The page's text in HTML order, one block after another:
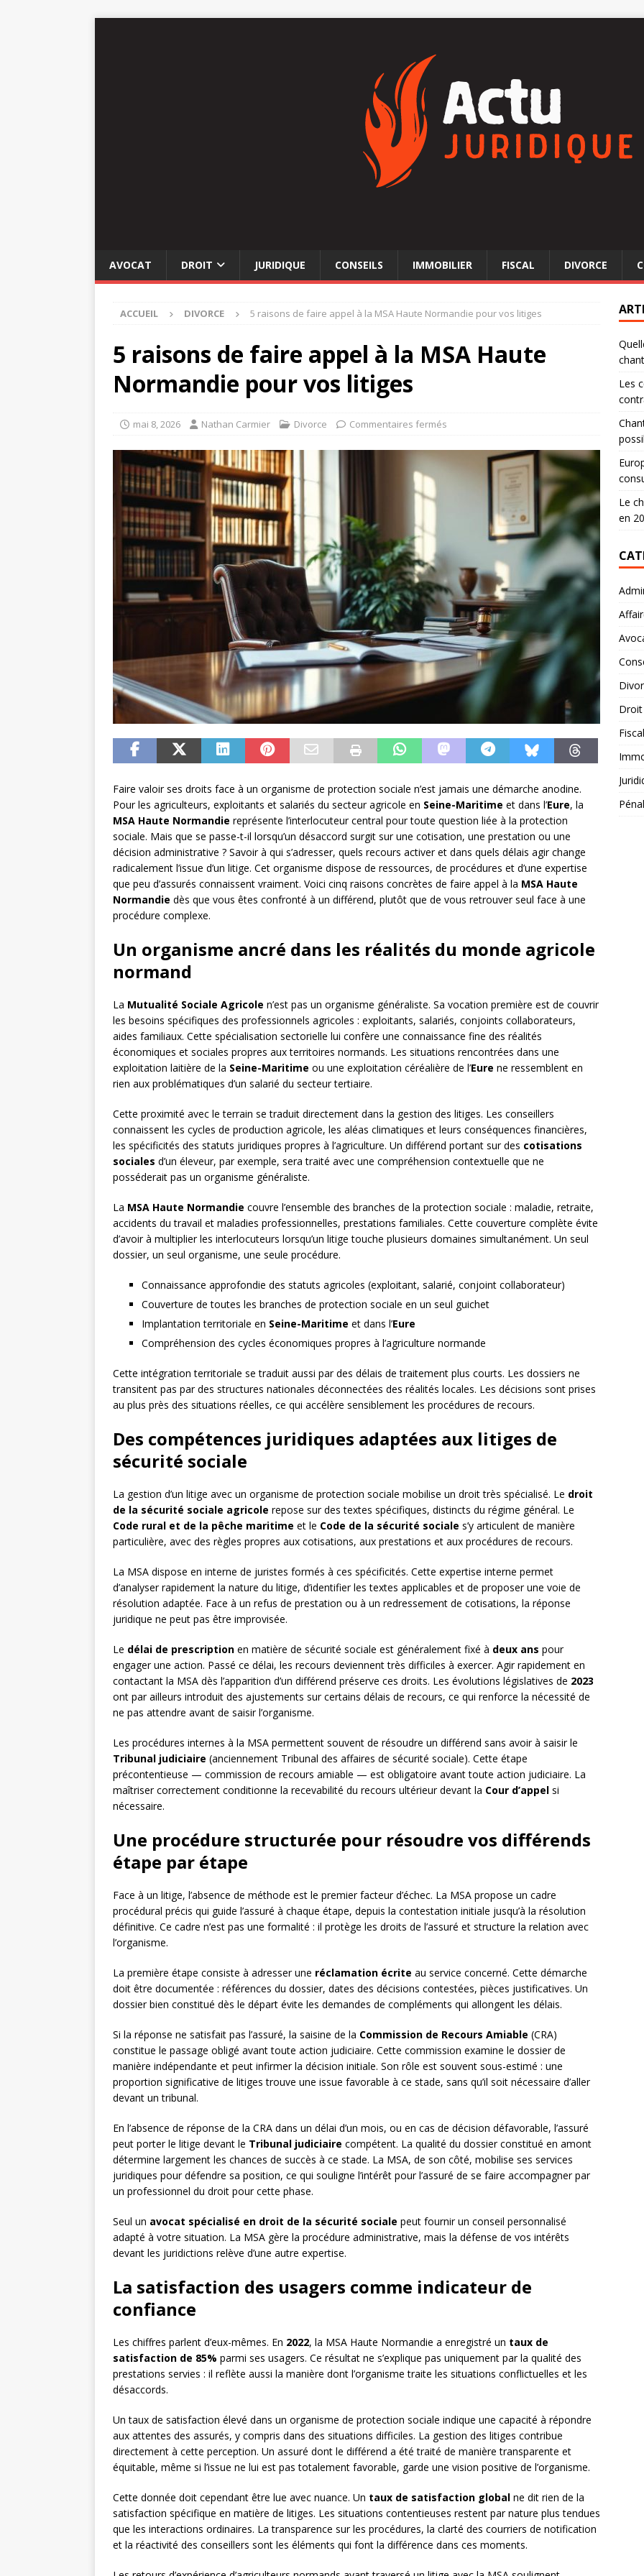
AVOCAT DROIT JURIDIQUE CONSEILS IMMOBILIER FISCAL DIVORCE
ACCUEIL DIVORCE 5 raisons de faire appel à la MSA Haute Normandie pour vos litiges
5 raisons de faire appel à la MSA Haute
Normandie pour vos litiges
mai 8, 2026 Nathan Carmier Divorce Commentaires fermés
Faire valoir ses droits face à un organisme de protection sociale n’est jamais une démarche anodine.
Pour les agriculteurs, exploitants et salariés du secteur agricole en Seine-Maritime et dans l’Eure, la
MSA Haute Normandie représente l’interlocuteur central pour toute question liée à la protection
sociale. Mais que se passe-t-il lorsqu’un désaccord surgit sur une cotisation, une prestation ou une
décision administrative ? Savoir à qui s’adresser, quels recours activer et dans quels délais agir change
radicalement l’issue d’un litige. Cet organisme dispose de ressources, de procédures et d’une expertise
que peu d’assurés connaissent vraiment. Voici cinq raisons concrètes de faire appel à la MSA Haute
Normandie dès que vous êtes confronté à un différend, plutôt que de vous retrouver seul face à une
procédure complexe.
Un organisme ancré dans les réalités du monde agricole
normand
La Mutualité Sociale Agricole n’est pas un organisme généraliste. Sa vocation première est de couvrir
les besoins spécifiques des professionnels agricoles : exploitants, salariés, conjoints collaborateurs,
aides familiaux. Cette spécialisation sectorielle lui confère une connaissance fine des réalités
économiques et sociales propres aux territoires normands. Les situations rencontrées dans une
exploitation laitière de la Seine-Maritime ou une exploitation céréalière de l’Eure ne ressemblent en
rien aux problématiques d’un salarié du secteur tertiaire.
Cette proximité avec le terrain se traduit directement dans la gestion des litiges. Les conseillers
connaissent les cycles de production agricole, les aléas climatiques et leurs conséquences financières,
les spécificités des statuts juridiques propres à l’agriculture. Un différend portant sur des cotisations
sociales d’un éleveur, par exemple, sera traité avec une compréhension contextuelle que ne
posséderait pas un organisme généraliste.
La MSA Haute Normandie couvre l’ensemble des branches de la protection sociale : maladie, retraite,
accidents du travail et maladies professionnelles, prestations familiales. Cette couverture complète évite
d’avoir à multiplier les interlocuteurs lorsqu’un litige touche plusieurs domaines simultanément. Un seul
dossier, un seul organisme, une seule procédure.
Connaissance approfondie des statuts agricoles (exploitant, salarié, conjoint collaborateur)
Couverture de toutes les branches de protection sociale en un seul guichet
Implantation territoriale en Seine-Maritime et dans l’Eure
Compréhension des cycles économiques propres à l’agriculture normande
Cette intégration territoriale se traduit aussi par des délais de traitement plus courts. Les dossiers ne
transitent pas par des structures nationales déconnectées des réalités locales. Les décisions sont prises
au plus près des situations réelles, ce qui accélère sensiblement les procédures de recours.
Des compétences juridiques adaptées aux litiges de
sécurité sociale
La gestion d’un litige avec un organisme de protection sociale mobilise un droit très spécialisé. Le droit
de la sécurité sociale agricole repose sur des textes spécifiques, distincts du régime général. Le
Code rural et de la pêche maritime et le Code de la sécurité sociale s’y articulent de manière
particulière, avec des règles propres aux cotisations, aux prestations et aux procédures de recours.
La MSA dispose en interne de juristes formés à ces spécificités. Cette expertise interne permet
d’analyser rapidement la nature du litige, d’identifier les textes applicables et de proposer une voie de
résolution adaptée. Face à un refus de prestation ou à un redressement de cotisations, la réponse
juridique ne peut pas être improvisée.
Le délai de prescription en matière de sécurité sociale est généralement fixé à deux ans pour
engager une action. Passé ce délai, les recours deviennent très difficiles à exercer. Agir rapidement en
contactant la MSA dès l’apparition d’un différend préserve ces droits. Les évolutions législatives de 2023
ont par ailleurs introduit des ajustements sur certains délais de recours, ce qui renforce la nécessité de
ne pas attendre avant de saisir l’organisme.
Les procédures internes à la MSA permettent souvent de résoudre un différend sans avoir à saisir le
Tribunal judiciaire (anciennement Tribunal des affaires de sécurité sociale). Cette étape
précontentieuse — commission de recours amiable — est obligatoire avant toute action judiciaire. La
maîtriser correctement conditionne la recevabilité du recours ultérieur devant la Cour d’appel si
nécessaire.
Une procédure structurée pour résoudre vos différends
étape par étape
Face à un litige, l’absence de méthode est le premier facteur d’échec. La MSA propose un cadre
procédural précis qui guide l’assuré à chaque étape, depuis la contestation initiale jusqu’à la résolution
définitive. Ce cadre n’est pas une formalité : il protège les droits de l’assuré et structure la relation avec
l’organisme.
La première étape consiste à adresser une réclamation écrite au service concerné. Cette démarche
doit être documentée : références du dossier, dates des décisions contestées, pièces justificatives. Un
dossier bien constitué dès le départ évite les demandes de compléments qui allongent les délais.
Si la réponse ne satisfait pas l’assuré, la saisine de la Commission de Recours Amiable (CRA)
constitue le passage obligé avant toute action judiciaire. Cette commission examine le dossier de
manière indépendante et peut infirmer la décision initiale. Son rôle est souvent sous-estimé : une
proportion significative de litiges trouve une issue favorable à ce stade, sans qu’il soit nécessaire d’aller
devant un tribunal.
En l’absence de réponse de la CRA dans un délai d’un mois, ou en cas de décision défavorable, l’assuré
peut porter le litige devant le Tribunal judiciaire compétent. La qualité du dossier constitué en amont
détermine largement les chances de succès à ce stade. La MSA, de son côté, mobilise ses services
juridiques pour défendre sa position, ce qui souligne l’intérêt pour l’assuré de se faire accompagner par
un professionnel du droit pour cette phase.
Seul un avocat spécialisé en droit de la sécurité sociale peut fournir un conseil personnalisé
adapté à votre situation. La MSA gère la procédure administrative, mais la défense de vos intérêts
devant les juridictions relève d’une autre expertise.
La satisfaction des usagers comme indicateur de
confiance
Les chiffres parlent d’eux-mêmes. En 2022, la MSA Haute Normandie a enregistré un taux de
satisfaction de 85% parmi ses usagers. Ce résultat ne s’explique pas uniquement par la qualité des
prestations servies : il reflète aussi la manière dont l’organisme traite les situations conflictuelles et les
désaccords.
Un taux de satisfaction élevé dans un organisme de protection sociale indique une capacité à répondre
aux attentes des assurés, y compris dans des situations difficiles. La gestion des litiges contribue
directement à cette perception. Un assuré dont le différend a été traité de manière transparente et
équitable, même si l’issue ne lui est pas totalement favorable, garde une vision positive de l’organisme.
Cette donnée doit cependant être lue avec nuance. Un taux de satisfaction global ne dit rien de la
satisfaction spécifique en matière de litiges. Les situations contentieuses restent par nature plus tendues
que les interactions ordinaires. La transparence sur les procédures, la clarté des courriers de notification
et la réactivité des conseillers sont les éléments qui font la différence dans ces moments.
Les
Le
en
Droit
Fiscal
Pénal